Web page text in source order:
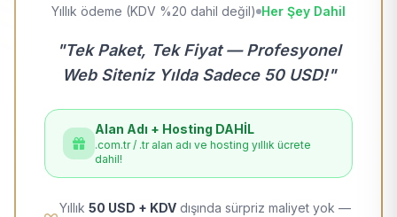
Yıllık ödeme (KDV %20 dahil değil) Her Şey Dahil
"Tek Paket, Tek Fiyat — Profesyonel
Web Siteniz Yılda Sadece 50 USD!"
Alan Adı + Hosting DAHİL
.com.tr / .tr alan adı ve hosting yıllık ücrete
dahil!
Yıllık 50 USD + KDV dışında sürpriz maliyet yok —